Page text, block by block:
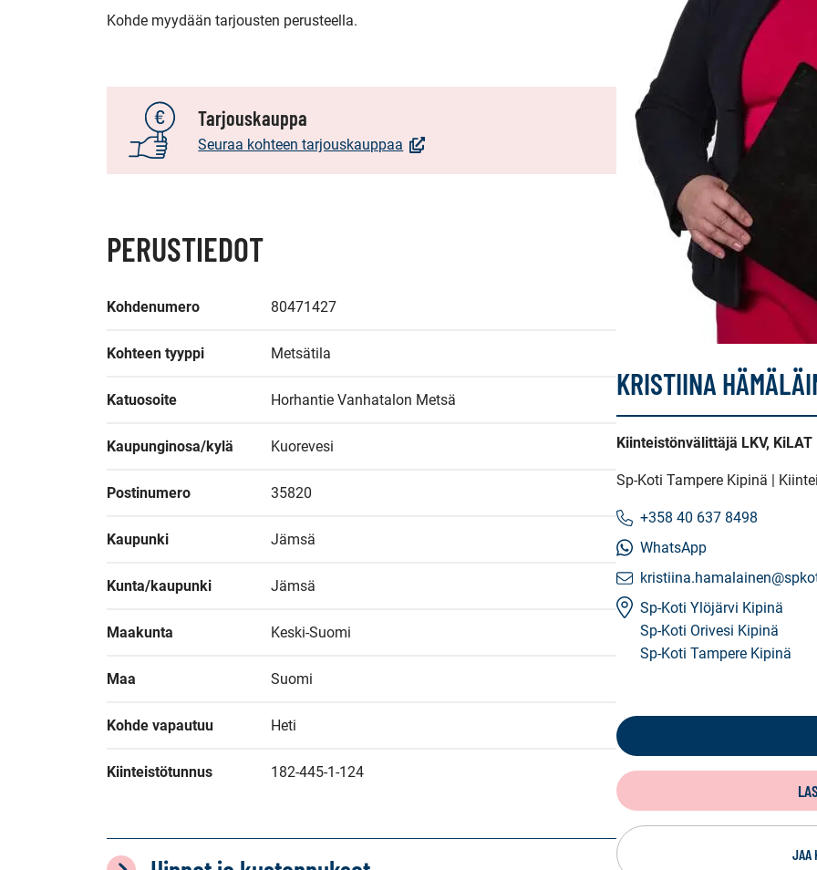
Kohde myydään tarjousten perusteella.
Tarjouskauppa
Seuraa kohteen tarjouskauppaa (Avautuu
PERUSTIEDOT
Kohdenumero 80471427
Kohteen tyyppi Metsätila
Katuosoite Horhantie Vanhatalon Metsä
Kaupunginosa/kylä Kuorevesi
Postinumero 35820
Kaupunki Jämsä
Kunta/kaupunki Jämsä
Maakunta Keski-Suomi
Maa Suomi
Kohde vapautuu Heti
Kiinteistötunnus 182-445-1-124
KRISTIINA
Kiinteistönvälittäjä LKV, KiLAT
Sp-Koti Tampere Kipinä |
+358 40 637 8498
WhatsApp
Sp-Koti Ylöjärvi Kipinä
Sp-Koti Orivesi Kipinä
Sp-Koti Tampere Kipinä
JAA